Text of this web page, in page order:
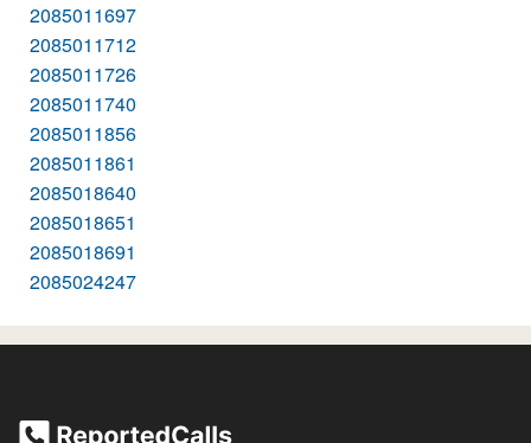
2085011697
2085011712
2085011726
2085011740
2085011856
2085011861
2085018640
2085018651
2085018691
2085024247